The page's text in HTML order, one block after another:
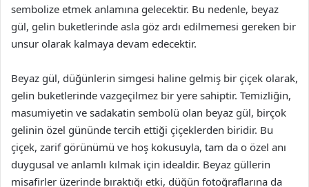
sembolize etmek anlamına gelecektir. Bu nedenle, beyaz
gül, gelin buketlerinde asla göz ardı edilmemesi gereken bir
unsur olarak kalmaya devam edecektir.
Beyaz gül, düğünlerin simgesi haline gelmiş bir çiçek olarak,
gelin buketlerinde vazgeçilmez bir yere sahiptir. Temizliğin,
masumiyetin ve sadakatin sembolü olan beyaz gül, birçok
gelinin özel gününde tercih ettiği çiçeklerden biridir. Bu
çiçek, zarif görünümü ve hoş kokusuyla, tam da o özel anı
duygusal ve anlamlı kılmak için idealdir. Beyaz güllerin
misafirler üzerinde bıraktığı etki, düğün fotoğraflarına da